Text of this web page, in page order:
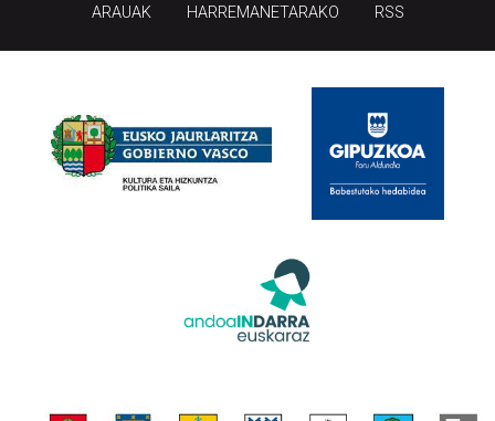
ARAUAK HARREMANETARAKO RSS